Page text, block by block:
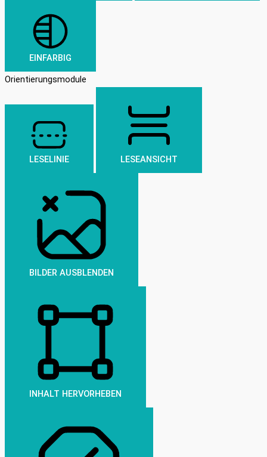
EINFARBIG
Orientierungsmodule
LESELINIE LESEANSICHT
BILDER AUSBLENDEN
INHALT HERVORHEBEN